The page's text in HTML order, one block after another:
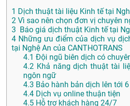
1 Dịch thuật tài liệu Kinh tế tại
2 Vì sao nên chọn đơn vị chuyên
3 Báo giá dịch thuật Kinh tế tại
4 Những ưu điểm của dịch vụ
tại Nghệ An của CANTHOTRANS
4.1 Đội ngũ biên dịch có
4.2 Khả năng dịch thuật tài
ngôn ngữ
4.3 Bảo hành bản dịch lên tới
4.4 Dịch vụ online thuận tiện
4.5 Hỗ trợ khách hàng 24/7